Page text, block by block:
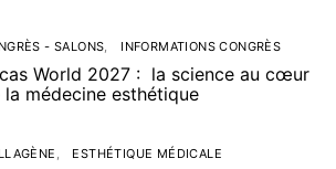
- SALONS INFORMATIONS CONGRÈS
World 2027 : la science au cœur
la médecine esthétique
ESTHÉTIQUE MÉDICALE